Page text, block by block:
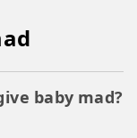
baby mad?